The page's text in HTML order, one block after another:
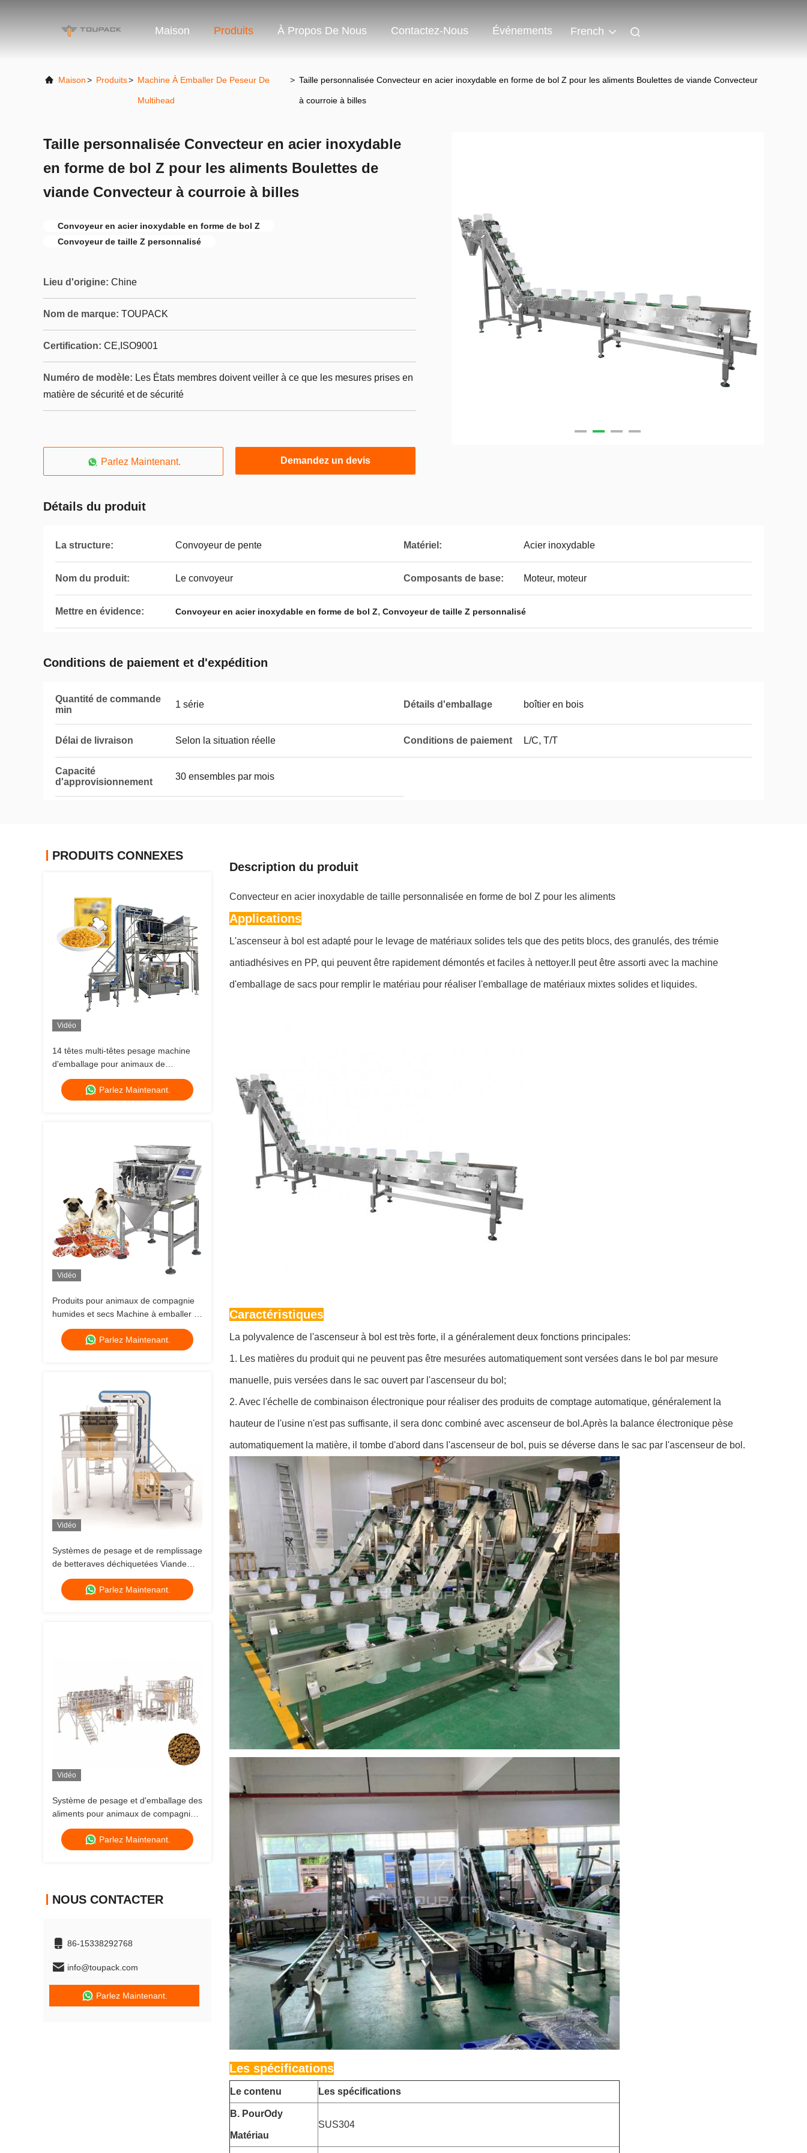
Maison Produits À Propos De Nous Contactez-Nous Événements French
Maison> Produits> Machine À Emballer De Peseur De
Multihead
> Taille personnalisée Convecteur en acier inoxydable en forme de bol Z pour les aliments Boulettes de viande Convecteur
à courroie à billes
Taille personnalisée Convecteur en acier inoxydable
en forme de bol Z pour les aliments Boulettes de
viande Convecteur à courroie à billes
Convoyeur en acier inoxydable en forme de bol Z
Convoyeur de taille Z personnalisé
Lieu d'origine: Chine
Nom de marque: TOUPACK
Certification: CE,ISO9001
Numéro de modèle: Les États membres doivent veiller à ce que les mesures prises en
matière de sécurité et de sécurité
Parlez Maintenant. Demandez un devis
Détails du produit
La structure: Convoyeur de pente Matériel: Acier inoxydable
Nom du produit: Le convoyeur Composants de base: Moteur, moteur
Mettre en évidence: Convoyeur en acier inoxydable en forme de bol Z, Convoyeur de taille Z personnalisé
Conditions de paiement et d'expédition
Quantité de commande
min
1 série Détails d'emballage boîtier en bois
Délai de livraison Selon la situation réelle Conditions de paiement L/C, T/T
Capacité
d'approvisionnement
30 ensembles par mois
PRODUITS CONNEXES
Vidéo
14 têtes multi-têtes pesage machine
d'emballage pour animaux de
compagnie poisson chiot chien chat
usine de pesage alimentaire 120 g 240
g 400 g 1 kg machine d'emballage
Parlez Maintenant.
Vidéo
Produits pour animaux de compagnie
humides et secs Machine à emballer à
plusieurs têtes pour animaux de
compagnie Parlez Maintenant.
Vidéo
Systèmes de pesage et de remplissage
de betteraves déchiquetées Viande
fraîche 14 têtes
Parlez Maintenant.
Vidéo
Système de pesage et d'emballage des
aliments pour animaux de compagnie
avec poids variable
Parlez Maintenant.
NOUS CONTACTER
86-15338292768
info@toupack.com
Parlez Maintenant.
Description du produit
Convecteur en acier inoxydable de taille personnalisée en forme de bol Z pour les aliments
Applications
L'ascenseur à bol est adapté pour le levage de matériaux solides tels que des petits blocs, des granulés, des trémie
antiadhésives en PP, qui peuvent être rapidement démontés et faciles à nettoyer.Il peut être assorti avec la machine
d'emballage de sacs pour remplir le matériau pour réaliser l'emballage de matériaux mixtes solides et liquides.
Caractéristiques
La polyvalence de l'ascenseur à bol est très forte, il a généralement deux fonctions principales:
1. Les matières du produit qui ne peuvent pas être mesurées automatiquement sont versées dans le bol par mesure
manuelle, puis versées dans le sac ouvert par l'ascenseur du bol;
2. Avec l'échelle de combinaison électronique pour réaliser des produits de comptage automatique, généralement la
hauteur de l'usine n'est pas suffisante, il sera donc combiné avec ascenseur de bol.Après la balance électronique pèse
automatiquement la matière, il tombe d'abord dans l'ascenseur de bol, puis se déverse dans le sac par l'ascenseur de bol.
Les spécifications
Le contenu Les spécifications
B. PourOdy
Matériau
SUS304